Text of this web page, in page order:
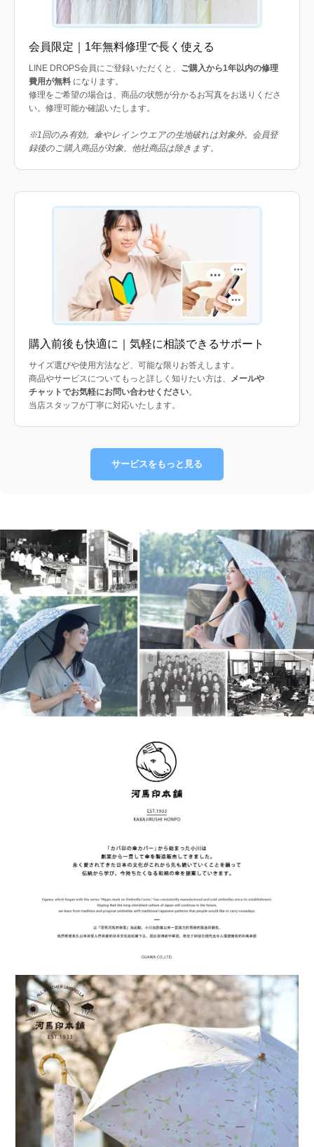
会員限定｜1年無料修理で長く使える
LINE DROPS会員にご登録いただくと、 ご購入から1年以内の修理
費用が無料 になります。
修理をご希望の場合は、商品の状態が分かるお写真をお送りくださ
い。修理可能か確認いたします。
※1回のみ有効。傘やレインウエアの生地破れは対象外。会員登
録後のご購入商品が対象。他社商品は除きます。
購入前後も快適に｜気軽に相談できるサポート
サイズ選びや使用方法など、可能な限りお答えします。
商品やサービスについてもっと詳しく知りたい方は、
メールや
チャットでお気軽にお問い合わせください。
当店スタッフが丁寧に対応いたします。
サービスをもっと見る